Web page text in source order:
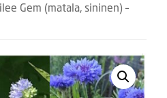
Gem (matala, sininen) –